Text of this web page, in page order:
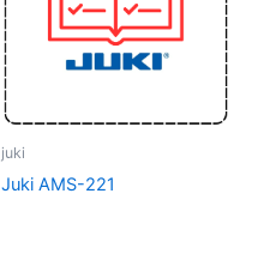
juki
Juki AMS-221